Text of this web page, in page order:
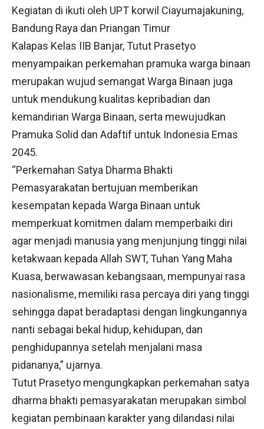
Kegiatan di ikuti oleh UPT korwil Ciayumajakuning,
Bandung Raya dan Priangan Timur
Kalapas Kelas IIB Banjar, Tutut Prasetyo
menyampaikan perkemahan pramuka warga binaan
merupakan wujud semangat Warga Binaan juga
untuk mendukung kualitas kepribadian dan
kemandirian Warga Binaan, serta mewujudkan
Pramuka Solid dan Adaftif untuk Indonesia Emas
2045.
“Perkemahan Satya Dharma Bhakti
Pemasyarakatan bertujuan memberikan
kesempatan kepada Warga Binaan untuk
memperkuat komitmen dalam memperbaiki diri
agar menjadi manusia yang menjunjung tinggi nilai
ketakwaan kepada Allah SWT, Tuhan Yang Maha
Kuasa, berwawasan kebangsaan, mempunyai rasa
nasionalisme, memiliki rasa percaya diri yang tinggi
sehingga dapat beradaptasi dengan lingkungannya
nanti sebagai bekal hidup, kehidupan, dan
penghidupannya setelah menjalani masa
pidananya,” ujarnya.
Tutut Prasetyo mengungkapkan perkemahan satya
dharma bhakti pemasyarakatan merupakan simbol
kegiatan pembinaan karakter yang dilandasi nilai